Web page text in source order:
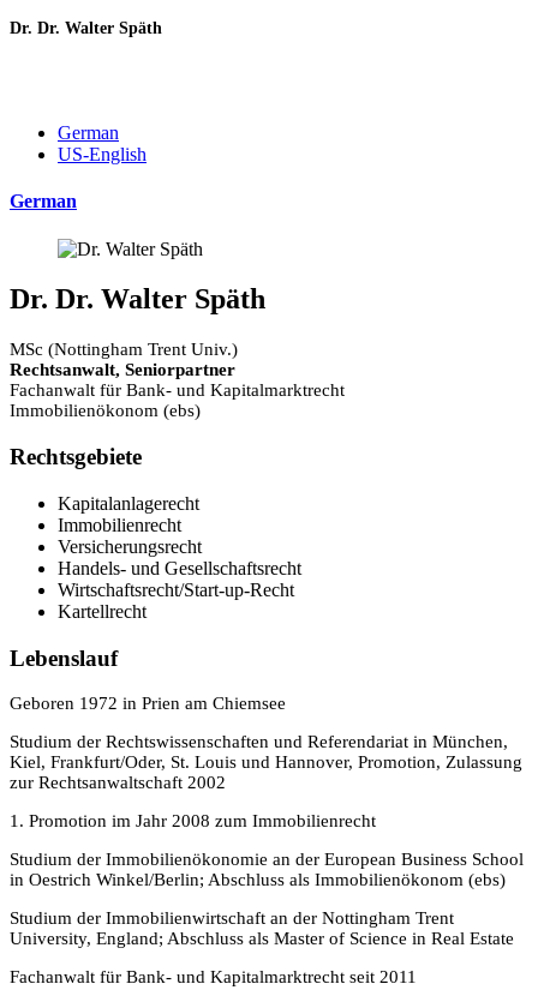
Dr. Dr. Walter Späth
German
US-English
German
Dr. Dr. Walter Späth
MSc (Nottingham Trent Univ.)
Rechtsanwalt, Seniorpartner
Fachanwalt für Bank- und Kapitalmarktrecht
Immobilienökonom (ebs)
Rechtsgebiete
Kapitalanlagerecht
Immobilienrecht
Versicherungsrecht
Handels- und Gesellschaftsrecht
Wirtschaftsrecht/Start-up-Recht
Kartellrecht
Lebenslauf
Geboren 1972 in Prien am Chiemsee
Studium der Rechtswissenschaften und Referendariat in München,
Kiel, Frankfurt/Oder, St. Louis und Hannover, Promotion, Zulassung
zur Rechtsanwaltschaft 2002
1. Promotion im Jahr 2008 zum Immobilienrecht
Studium der Immobilienökonomie an der European Business School
in Oestrich Winkel/Berlin; Abschluss als Immobilienökonom (ebs)
Studium der Immobilienwirtschaft an der Nottingham Trent
University, England; Abschluss als Master of Science in Real Estate
Fachanwalt für Bank- und Kapitalmarktrecht seit 2011